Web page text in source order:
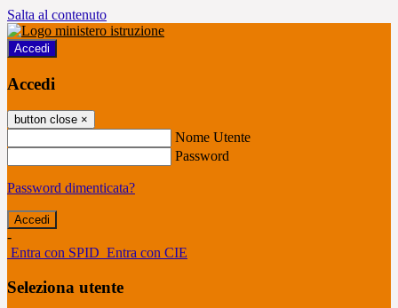
Salta al contenuto
Accedi
Accedi
button close ×
Nome Utente
Password
Password dimenticata?
-
Entra con SPID Entra con CIE
Seleziona utente